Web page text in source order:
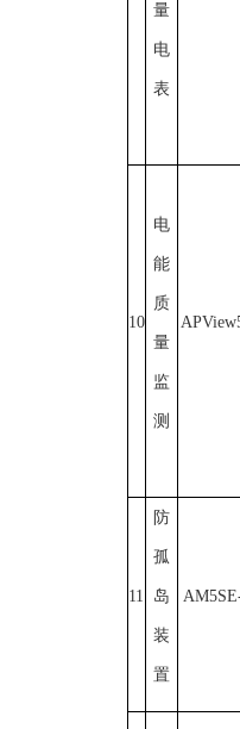
量
电
表
10
电
能
质
量
监
测
11
防
孤
岛
装
置